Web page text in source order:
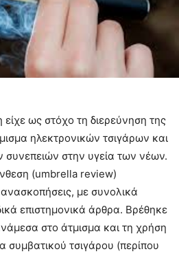
ως στόχο τη διερεύνηση της
ηλεκτρονικών τσιγάρων και
στην υγεία των νέων.
(umbrella review)
με συνολικά
επιστημονικά άρθρα. Βρέθηκε
στο άτμισμα και τη χρήση
τσιγάρου (περίπου